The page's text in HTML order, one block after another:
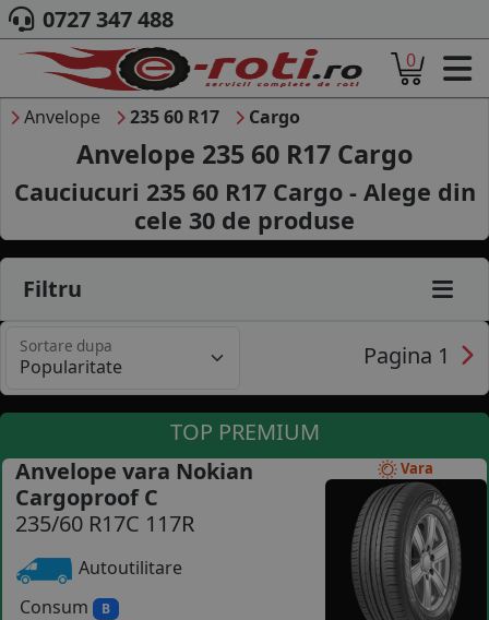
ACASA
DESPRE NOI
ANVELOPE
AUTO
CAMION
MOTO
AGROINDUSTRIALE
MARCA AUTO
B2B - COLABORARE COMPANII
CONTACT
COS (0 PRODUSE
0727 347 488
0
Anvelope 235 60 R17 Cargo
Anvelope 235 60 R17 Cargo
Cauciucuri 235 60 R17 Cargo - Alege din
cele 30 de produse
Filtru
Sortare dupa Pagina 1
TOP PREMIUM
Vara
Anvelope vara Nokian
Cargoproof C
235/60 R17C 117R
Autoutilitare
Consum
B